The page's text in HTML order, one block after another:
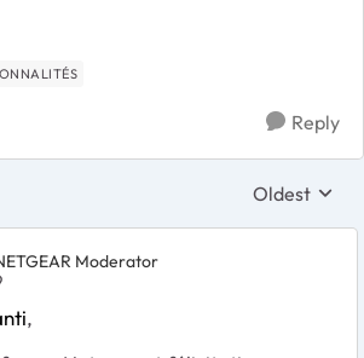
Reply
Replies
Oldest
Moderator
,